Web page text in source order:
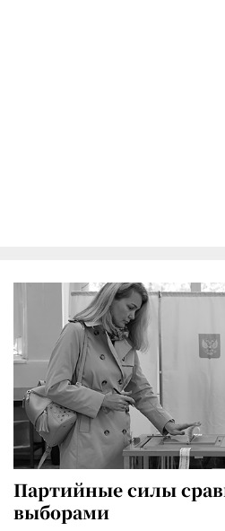
Партийные силы
выборами